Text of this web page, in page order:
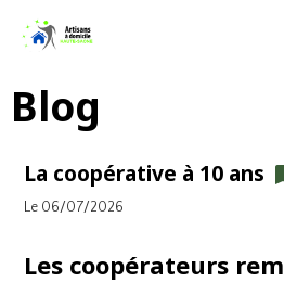
Blog
La coopérative à 10 ans
Le 06/07/2026
Les coopérateurs rem